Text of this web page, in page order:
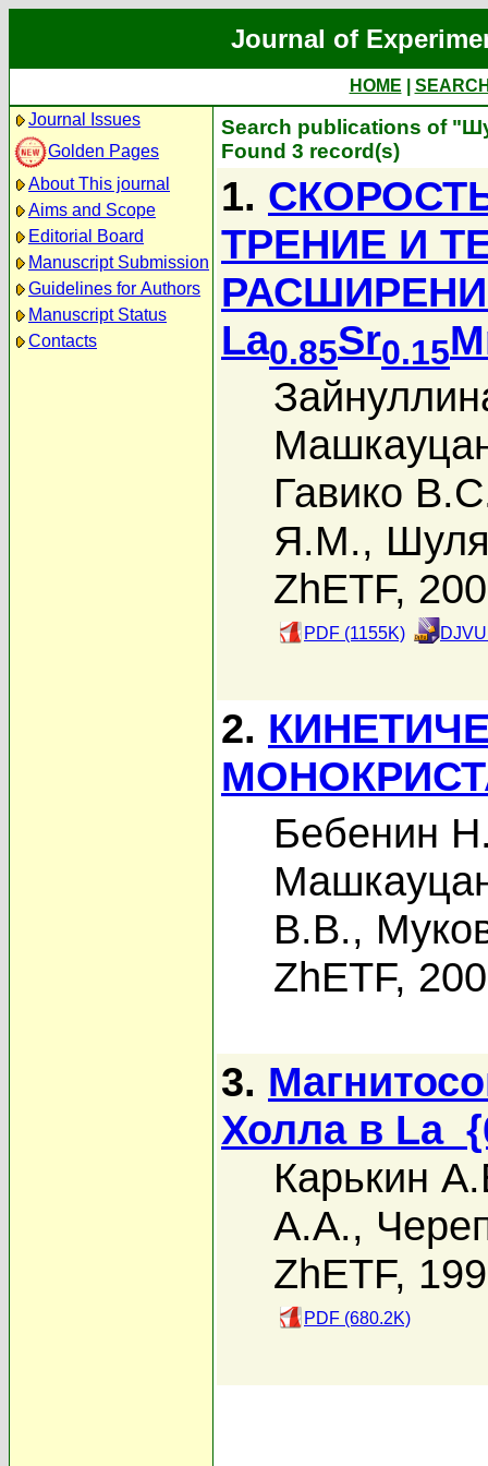
Journal of
HOME
Journal Issues
Golden Pages
About This journal
Aims and Scope
Editorial Board
Manuscript Submission
Guidelines for Authors
Manuscript Status
Contacts
Search publications of
Found 3 record(s)
1.
ТРЕНИЕ И
La0.85Sr0.15
Гавико
Я.М.,
ZhETF,
PDF (1155K)
2.
Бебенин
В.В.,
ZhETF,
3.
Холла в
Карькин
А.А.,
ZhETF,
PDF (680.2K)